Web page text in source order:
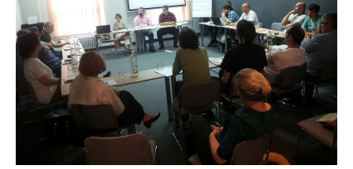
04.02.2015 Saopštenja, Vesti
Otvoriti javnu debatu o problemima korupcije u Novom Pazaru
Biro za društvena istraživanja (BIRODI) je uz...